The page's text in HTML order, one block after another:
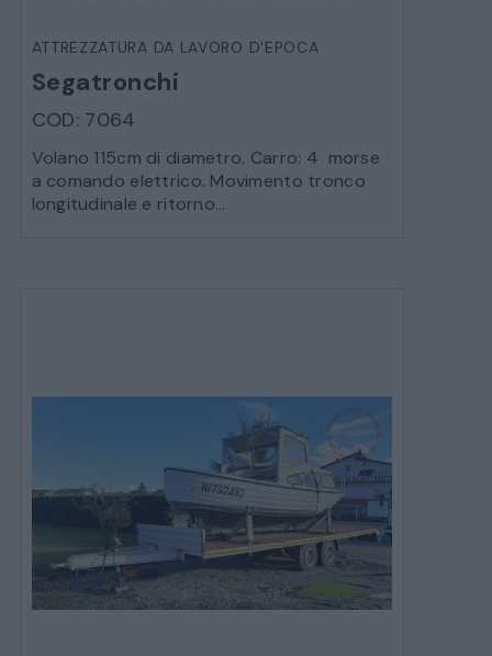
ATTREZZATURA DA LAVORO D'EPOCA
Segatronchi
COD: 7064
Volano 115cm di diametro. Carro: 4 morse
a comando elettrico. Movimento tronco
longitudinale e ritorno...